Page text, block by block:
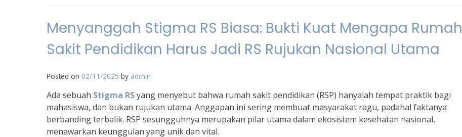
Menyanggah Stigma RS Biasa: Bukti Kuat Mengapa Rumah
Sakit Pendidikan Harus Jadi RS Rujukan Nasional Utama
Posted on 02/11/2025 by admin
Ada sebuah Stigma RSyang menyebut bahwa rumah sakit pendidikan (RSP) hanyalah tempat praktik bagi
mahasiswa, dan bukan rujukan utama. Anggapan ini sering membuat masyarakat ragu, padahal faktanya
berbanding terbalik. RSP sesungguhnya merupakan pilar utama dalam ekosistem kesehatan nasional,
menawarkan keunggulan yang unik dan vital.